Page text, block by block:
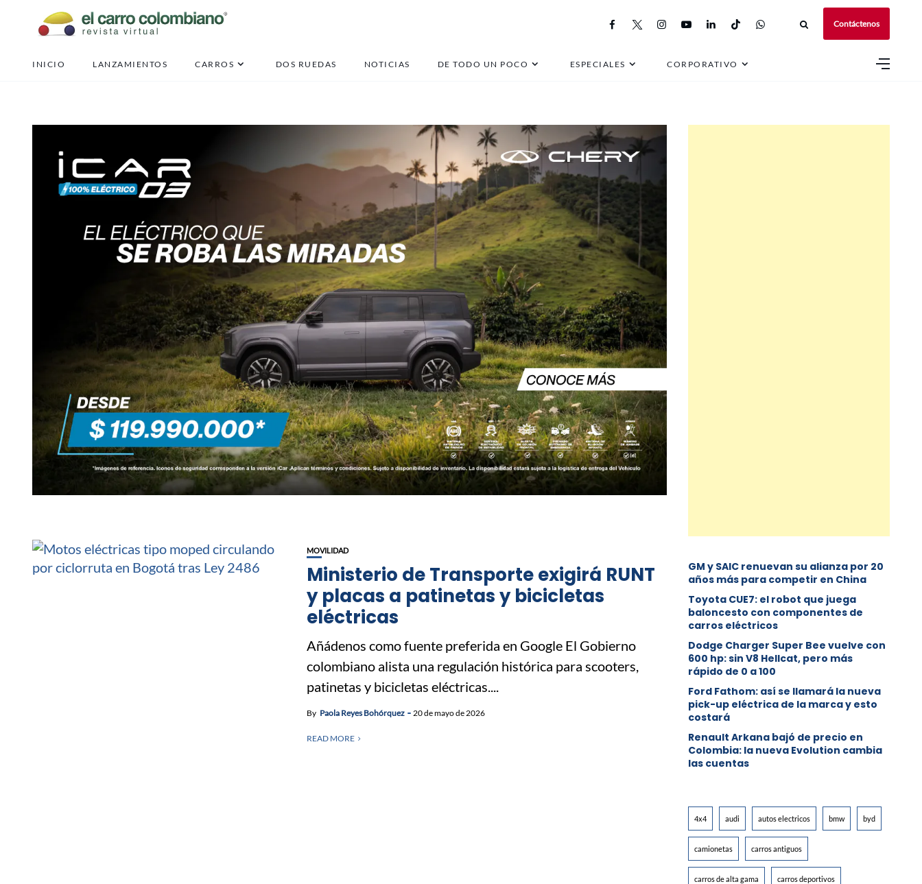
Contáctenos
INICIO LANZAMIENTOS CARROS DOS RUEDAS NOTICIAS DE TODO UN POCO ESPECIALES CORPORATIVO
bicicletas eléctricas RUNT
MOVILIDAD
Ministerio de Transporte exigirá RUNT
y placas a patinetas y bicicletas
eléctricas
Añádenos como fuente preferida en Google El Gobierno
colombiano alista una regulación histórica para scooters,
patinetas y bicicletas eléctricas....
By Paola Reyes Bohórquez 20 de mayo de 2026
READ MORE
GM y SAIC renuevan su alianza por 20
años más para competir en China
Toyota CUE7: el robot que juega
baloncesto con componentes de
carros eléctricos
Dodge Charger Super Bee vuelve con
600 hp: sin V8 Hellcat, pero más
rápido de 0 a 100
Ford Fathom: así se llamará la nueva
pick-up eléctrica de la marca y esto
costará
Renault Arkana bajó de precio en
Colombia: la nueva Evolution cambia
las cuentas
4x4 audi autos electricos bmw byd
camionetas carros antiguos
carros de alta gama carros deportivos